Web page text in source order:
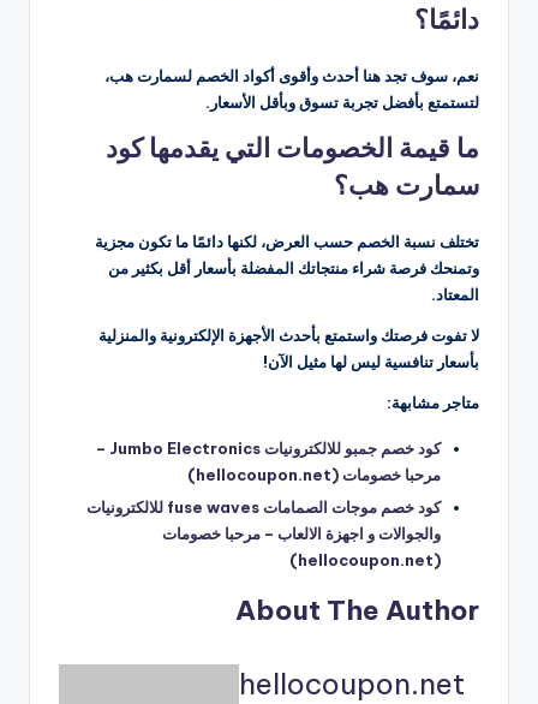
دائمًا؟
نعم، سوف تجد هنا أحدث وأقوى أكواد الخصم لسمارت هب،
لتستمتع بأفضل تجربة تسوق وبأقل الأسعار.
ما قيمة الخصومات التي يقدمها كود
سمارت هب؟
تختلف نسبة الخصم حسب العرض، لكنها دائمًا ما تكون مجزية
وتمنحك فرصة شراء منتجاتك المفضلة بأسعار أقل بكثير من
المعتاد.
لا تفوت فرصتك واستمتع بأحدث الأجهزة الإلكترونية والمنزلية
بأسعار تنافسية ليس لها مثيل الآن!
متاجر مشابهة:
كود خصم جمبو للالكترونيات Jumbo Electronics –
مرحبا خصومات (hellocoupon.net)
كود خصم موجات الصمامات fuse waves للالكترونيات
والجوالات و اجهزة الالعاب – مرحبا خصومات
(hellocoupon.net)
About The Author
hellocoupon.net